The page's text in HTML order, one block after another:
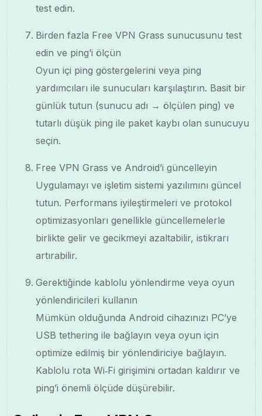
test edin.
Birden fazla Free VPN Grass sunucusunu test
edin ve ping’i ölçün
Oyun içi ping göstergelerini veya ping
yardımcıları ile sunucuları karşılaştırın. Basit bir
günlük tutun (sunucu adı → ölçülen ping) ve
tutarlı düşük ping ile paket kaybı olan sunucuyu
seçin.
Free VPN Grass ve Android’i güncelleyin
Uygulamayı ve işletim sistemi yazılımını güncel
tutun. Performans iyileştirmeleri ve protokol
optimizasyonları genellikle güncellemelerle
birlikte gelir ve gecikmeyi azaltabilir, istikrarı
artırabilir.
Gerektiğinde kablolu yönlendirme veya oyun
yönlendiricileri kullanın
Mümkün olduğunda Android cihazınızı PC’ye
USB tethering ile bağlayın veya oyun için
optimize edilmiş bir yönlendiriciye bağlayın.
Kablolu rota Wi‑Fi girişimini ortadan kaldırır ve
ping’i önemli ölçüde düşürebilir.